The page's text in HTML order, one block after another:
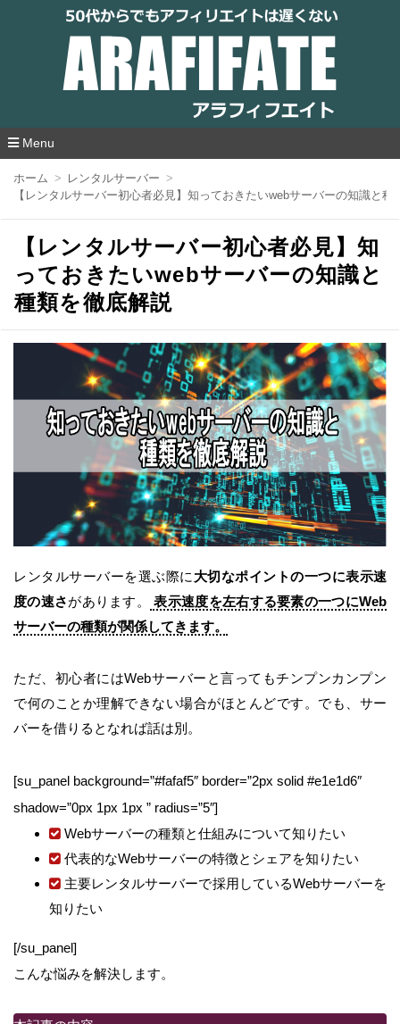
アラフィフエイト｜ 50代からでもアフィリ
エイトは遅くない
Menu
ホーム
レンタルサーバー
【レンタルサーバー初心者必見】知っておきたいwebサーバーの知識と種
【レンタルサーバー初心者必見】知
っておきたいwebサーバーの知識と
種類を徹底解説
レンタルサーバーを選ぶ際に 大切なポイントの一つに表示速
度の速さがあります。
表示速度を左右する要素の一つにWeb
サーバーの種類が関係してきます。
ただ、初心者にはWebサーバーと言ってもチンプンカンプン
で何のことか理解できない場合がほとんどです。でも、サー
バーを借りるとなれば話は別。
[su_panel background=”#fafaf5″ border=”2px solid #e1e1d6″
shadow=”0px 1px 1px ” radius=”5″]
Webサーバーの種類と仕組みについて知りたい
代表的なWebサーバーの特徴とシェアを知りたい
主要レンタルサーバーで採用しているWebサーバーを
知りたい
[/su_panel]
こんな悩みを解決します。